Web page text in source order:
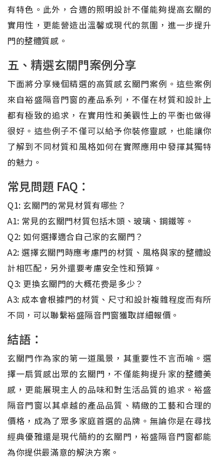
有特色。此外，合適的照明設計不僅能夠提高玄關的
實用性，更能營造出溫馨或現代的氛圍，進一步提升
門的整體質感。
五、精選玄關門案例分享
下面將分享幾個精選的高質感玄關門案例。這些案例
來自裕盛隔音門窗的產品系列，不僅在材質和設計上
都有極致的追求，在實用性和美觀性上的平衡也做得
很好。這些例子不僅可以給予你裝修靈感，也能讓你
了解到不同材質和風格如何在實際應用中發揮其獨特
的魅力。
常見問題 FAQ：
Q1: 玄關門的常見材質有哪些？
A1: 常見的玄關門材質包括木頭、玻璃、鋼鐵等。
Q2: 如何選擇適合自己家的玄關門？
A2: 選擇玄關門時應考慮門的材質、風格與家的整體設
計相匹配，另外還要考慮安全性和預算。
Q3: 更換玄關門的大概花费是多少？
A3: 成本會根據門的材質、尺寸和設計複雜程度而有所
不同，可以聯繫裕盛隔音門窗獲取詳細報價。
結語：
玄關門作為家的第一道風景，其重要性不言而喻。選
擇一扇質感出眾的玄關門，不僅能夠提升家的整體美
感，更能展現主人的品味和對生活品質的追求。裕盛
隔音門窗以其卓越的產品品質、精緻的工藝和合理的
價格，成為了眾多家庭首選的品牌。無論你是在尋找
經典優雅還是現代簡約的玄關門，裕盛隔音門窗都能
為你提供最滿意的解決方案。